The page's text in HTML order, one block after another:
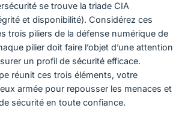
se trouve la triade CIA
et disponibilité). Considérez ces
trois piliers de la défense numérique de
pilier doit faire l’objet d’une attention
un profil de sécurité efficace.
réunit ces trois éléments, votre
armée pour repousser les menaces et
sécurité en toute confiance.